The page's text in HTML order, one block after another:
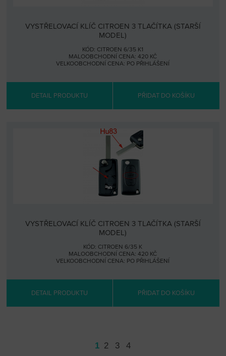
VYSTŘELOVACÍ KLÍČ CITROEN 3 TLAČÍTKA (STARŠÍ
MODEL)
KÓD: CITROEN 6/35 K1
MALOOBCHODNÍ CENA: 420 KČ
VELKOOBCHODNÍ CENA: PO PŘIHLÁŠENÍ
DETAIL PRODUKTU PŘIDAT DO KOŠÍKU
VYSTŘELOVACÍ KLÍČ CITROEN 3 TLAČÍTKA (STARŠÍ
MODEL)
KÓD: CITROEN 6/35 K
MALOOBCHODNÍ CENA: 420 KČ
VELKOOBCHODNÍ CENA: PO PŘIHLÁŠENÍ
DETAIL PRODUKTU PŘIDAT DO KOŠÍKU
1 2 3 4